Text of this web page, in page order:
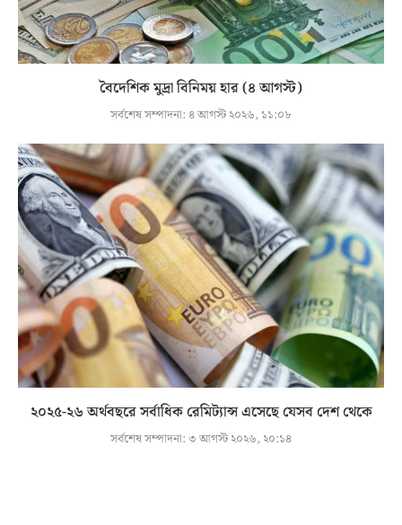
বৈদেশিক মুদ্রা বিনিময় হার (৪ আগস্ট)
সর্বশেষ সম্পাদনা: ৪ আগস্ট ২০২৬, ১১:০৮
২০২৫-২৬ অর্থবছরে সর্বাধিক রেমিট্যান্স এসেছে যেসব দেশ থেকে
সর্বশেষ সম্পাদনা:৩ আগস্ট ২০২৬, ২০:১৪